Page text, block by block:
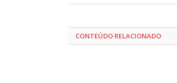
CONTEÚDO RELACIONADO